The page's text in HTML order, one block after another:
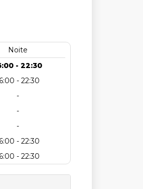
Noite
- 22:30
- 22:30
-
-
-
- 22:30
- 22:30